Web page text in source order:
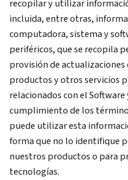
recopilar y utilizar
incluida, entre otras,
computadora, sistema y
periféricos, que se recopila
provisión de
productos y otros servicios
relacionados con el
cumplimiento de los
puede utilizar esta
forma que no lo identifique
nuestros productos o para
tecnologías.